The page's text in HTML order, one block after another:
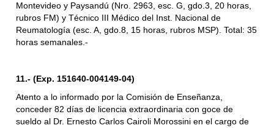
Montevideo y Paysandú (Nro. 2963, esc. G, gdo.3, 20 horas,
rubros FM) y Técnico III Médico del Inst. Nacional de
Reumatología (esc. A, gdo.8, 15 horas, rubros MSP). Total: 35
horas semanales.-
11.- (Exp. 151640-004149-04)
Atento a lo informado por la Comisión de Enseñanza,
conceder 82 días de licencia extraordinaria con goce de
sueldo al Dr. Ernesto Carlos Cairoli Morossini en el cargo de